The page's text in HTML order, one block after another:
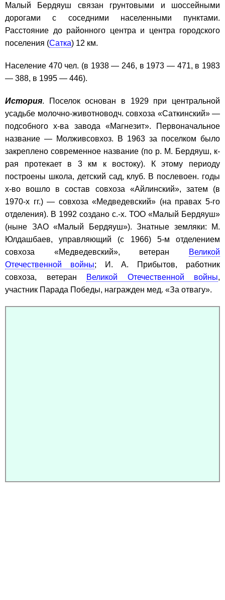
Малый Бердяуш связан грунтовыми и шоссейными
дорогами с соседними населенными пунктами.
Расстояние до районного центра и центра городского
поселения (Сатка) 12 км.
Население 470 чел. (в 1938 — 246, в 1973 — 471, в 1983
— 388, в 1995 — 446).
История. Поселок основан в 1929 при центральной
усадьбе молочно-животноводч. совхоза «Саткинский» —
подсобного х-ва завода «Магнезит». Первоначальное
название — Молживсовхоз. В 1963 за поселком было
закреплено современное название (по р. М. Бердяуш, к-
рая протекает в 3 км к востоку). К этому периоду
построены школа, детский сад, клуб. В послевоен. годы
х-во вошло в состав совхоза «Айлинский», затем (в
1970-х гг.) — совхоза «Медведевский» (на правах 5-го
отделения). В 1992 создано с.-х. ТОО «Малый Бердяуш»
(ныне ЗАО «Малый Бердяуш»). Знатные земляки: М.
Юлдашбаев, управляющий (с 1966) 5-м отделением
совхоза «Медведевский», ветеран
Великой
Отечественной войны; И. А. Прибытов, работник
совхоза, ветеран
Великой Отечественной войны,
участник Парада Победы, награжден мед. «За отвагу».